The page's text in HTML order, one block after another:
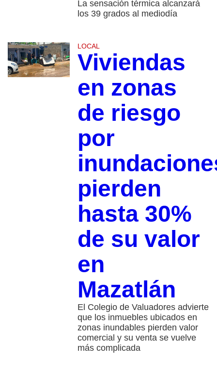
La sensación térmica alcanzará
los 39 grados al mediodía
LOCAL
Viviendas
en zonas
de riesgo
por
pierden
hasta 30%
de su valor
en
Mazatlán
El Colegio de Valuadores advierte
que los inmuebles ubicados en
zonas inundables pierden valor
comercial y su venta se vuelve
más complicada